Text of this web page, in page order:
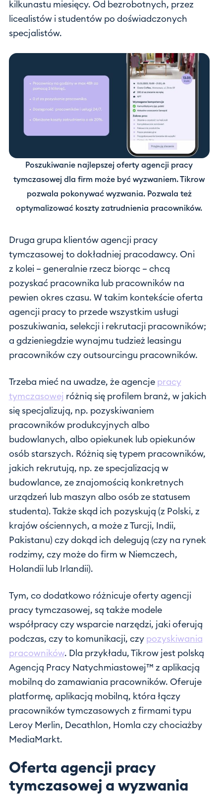
kilkunastu miesięcy. Od bezrobotnych, przez
licealistów i studentów po doświadczonych
specjalistów.
Poszukiwanie najlepszej oferty agencji pracy
tymczasowej dla firm może być wyzwaniem. Tikrow
pozwala pokonywać wyzwania. Pozwala też
optymalizować koszty zatrudnienia pracowników.
Druga grupa klientów agencji pracy
tymczasowej to dokładniej pracodawcy. Oni
z kolei – generalnie rzecz biorąc – chcą
pozyskać pracownika lub pracowników na
pewien okres czasu. W takim kontekście oferta
agencji pracy to przede wszystkim usługi
poszukiwania, selekcji i rekrutacji pracowników;
a gdzieniegdzie wynajmu tudzież leasingu
pracowników czy outsourcingu pracowników.
Trzeba mieć na uwadze, że agencje pracy
tymczasowej różnią się profilem branż, w jakich
się specjalizują, np. pozyskiwaniem
pracowników produkcyjnych albo
budowlanych, albo opiekunek lub opiekunów
osób starszych. Różnią się typem pracowników,
jakich rekrutują, np. ze specjalizacją w
budowlance, ze znajomością konkretnych
urządzeń lub maszyn albo osób ze statusem
studenta). Także skąd ich pozyskują (z Polski, z
krajów ościennych, a może z Turcji, Indii,
Pakistanu) czy dokąd ich delegują (czy na rynek
rodzimy, czy może do firm w Niemczech,
Holandii lub Irlandii).
Tym, co dodatkowo różnicuje oferty agencji
pracy tymczasowej, są także modele
współpracy czy wsparcie narzędzi, jaki oferują
podczas, czy to komunikacji, czy pozyskiwania
pracowników. Dla przykładu, Tikrow jest polską
Agencją Pracy Natychmiastowej™ z aplikacją
mobilną do zamawiania pracowników. Oferuje
platformę, aplikacją mobilną, która łączy
pracowników tymczasowych z firmami typu
Leroy Merlin, Decathlon, Homla czy chociażby
MediaMarkt.
Oferta agencji pracy
tymczasowej a wyzwania